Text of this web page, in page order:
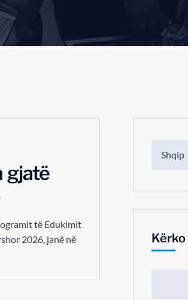
gjatë
të Edukimit
2026, janë në
Shqip
Kërko